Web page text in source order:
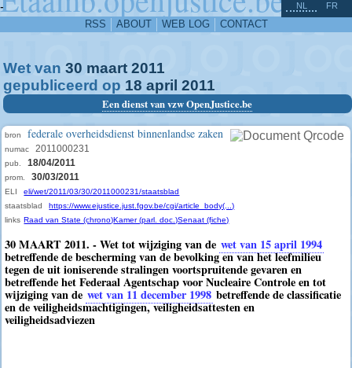
-
RSS ABOUT WEB LOG CONTACT
NL FR
Wet van 30 maart 2011
gepubliceerd op 18 april 2011
Een dienst van vzw OpenJustice.be
bron federale overheidsdienst binnenlandse zaken
numac 2011000231
pub. 18/04/2011
prom. 30/03/2011
ELI
eli/wet/2011/03/30/2011000231/staatsblad
staatsblad
https://www.ejustice.just.fgov.be/cgi/article_body(...)
links Raad van State (chrono)Kamer (parl. doc.)Senaat (fiche)
30 MAART 2011. - Wet tot wijziging van de wet van 15 april 1994
betreffende de bescherming van de bevolking en van het leefmilieu
tegen de uit ioniserende stralingen voortspruitende gevaren en
betreffende het Federaal Agentschap voor Nucleaire Controle en tot
wijziging van de wet van 11 december 1998 betreffende de classificatie
en de veiligheidsmachtigingen, veiligheidsattesten en
veiligheidsadviezen
^